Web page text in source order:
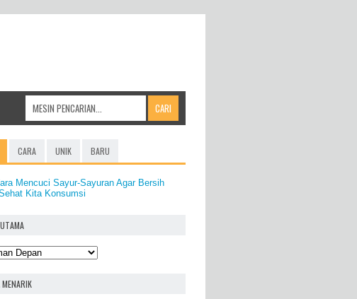
CARA UNIK BARU
Mencuci Sayur-Sayuran Agar Bersih
Kita Konsumsi